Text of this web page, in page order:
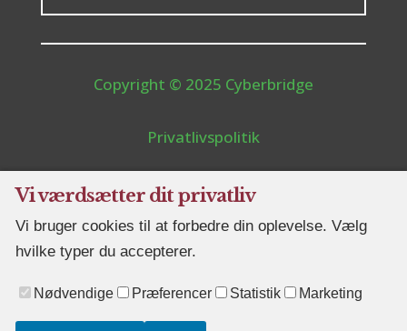
Copyright © 2025 Cyberbridge
Privatlivspolitik
Cookiepolitik
Skift cookieindstillinger
Webdesign Maxad
Vi værdsætter dit privatliv
Vi bruger cookies til at forbedre din oplevelse. Vælg
hvilke typer du accepterer.
Nødvendige Præferencer Statistik Marketing